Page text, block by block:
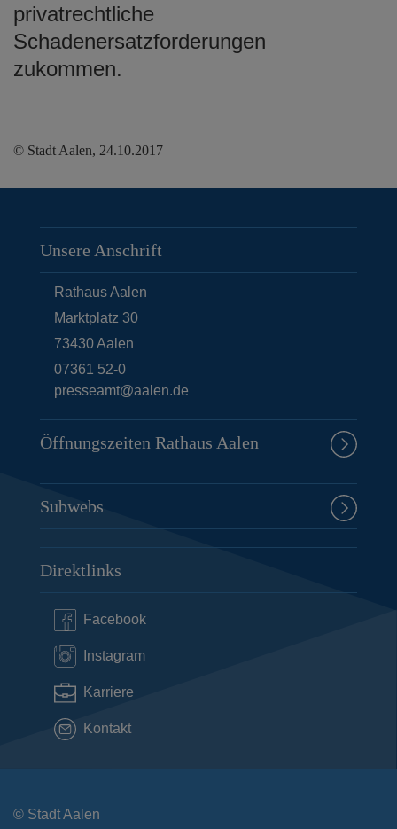
privatrechtliche
Schadenersatzforderungen
zukommen.
© Stadt Aalen, 24.10.2017
Unsere Anschrift
Rathaus Aalen
Marktplatz 30
73430Aalen
07361 52-0
presseamt@aalen.de
Öffnungszeiten Rathaus Aalen
Subwebs
Direktlinks
Facebook
Instagram
Karriere
Kontakt
© Stadt Aalen